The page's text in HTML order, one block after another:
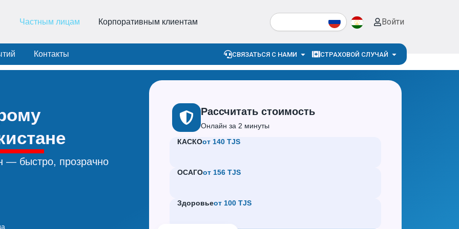
Частным лицам Корпоративным клиентам Search Войти
Контакты СВЯЗАТЬСЯ С НАМИ Open СВЯЗАТЬСЯ С НАМИ
СТРАХОВОЙ СЛУЧАЙ Open
— быстро, прозрачно
Рассчитать стоимость
Онлайн за 2 минуты
КАСКОот 140 TJS
ОСАГОот 156 TJS
Здоровьеот 100 TJS